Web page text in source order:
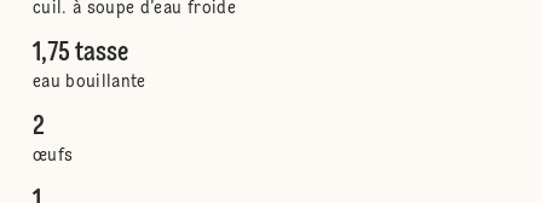
cuil. à soupe d’eau froide
1,75 tasse
eau bouillante
2
œufs